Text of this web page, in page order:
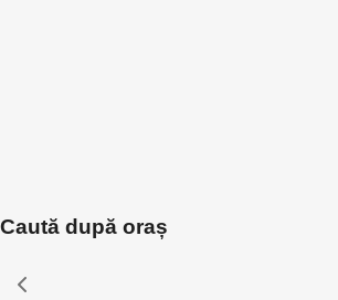
Caută după oraș